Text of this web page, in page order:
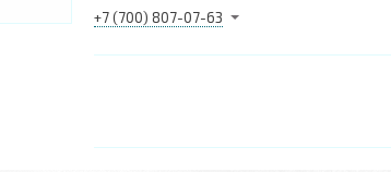
+7 (700) 807-07-63